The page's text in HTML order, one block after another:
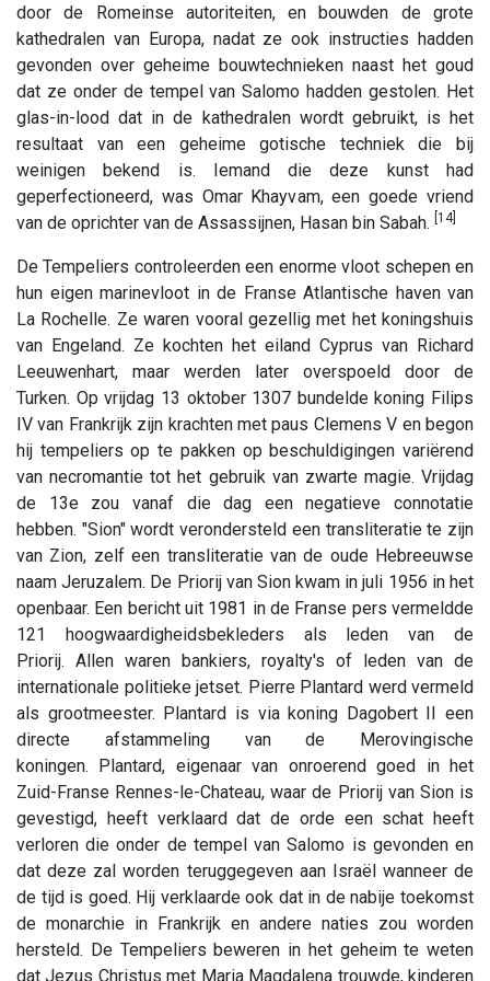
door de Romeinse autoriteiten, en bouwden de grote
kathedralen van Europa, nadat ze ook instructies hadden
gevonden over geheime bouwtechnieken naast het goud
dat ze onder de tempel van Salomo hadden gestolen. Het
glas-in-lood dat in de kathedralen wordt gebruikt, is het
resultaat van een geheime gotische techniek die bij
weinigen bekend is. Iemand die deze kunst had
geperfectioneerd, was Omar Khayvam, een goede vriend
van de oprichter van de Assassijnen, Hasan bin Sabah.
[14]
De Tempeliers controleerden een enorme vloot schepen en
hun eigen marinevloot in de Franse Atlantische haven van
La Rochelle. Ze waren vooral gezellig met het koningshuis
van Engeland. Ze kochten het eiland Cyprus van Richard
Leeuwenhart, maar werden later overspoeld door de
Turken. Op vrijdag 13 oktober 1307 bundelde koning Filips
IV van Frankrijk zijn krachten met paus Clemens V en begon
hij tempeliers op te pakken op beschuldigingen variërend
van necromantie tot het gebruik van zwarte magie. Vrijdag
de 13e zou vanaf die dag een negatieve connotatie
hebben. "Sion" wordt verondersteld een transliteratie te zijn
van Zion, zelf een transliteratie van de oude Hebreeuwse
naam Jeruzalem. De Priorij van Sion kwam in juli 1956 in het
openbaar. Een bericht uit 1981 in de Franse pers vermeldde
121 hoogwaardigheidsbekleders als leden van de
Priorij. Allen waren bankiers, royalty's of leden van de
internationale politieke jetset. Pierre Plantard werd vermeld
als grootmeester. Plantard is via koning Dagobert II een
directe afstammeling van de Merovingische
koningen. Plantard, eigenaar van onroerend goed in het
Zuid-Franse Rennes-le-Chateau, waar de Priorij van Sion is
gevestigd, heeft verklaard dat de orde een schat heeft
verloren die onder de tempel van Salomo is gevonden en
dat deze zal worden teruggegeven aan Israël wanneer de
de tijd is goed. Hij verklaarde ook dat in de nabije toekomst
de monarchie in Frankrijk en andere naties zou worden
hersteld. De Tempeliers beweren in het geheim te weten
dat Jezus Christus met Maria Magdalena trouwde, kinderen